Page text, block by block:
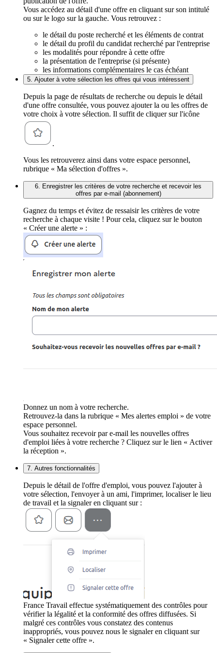
Vous accédez au détail d'une offre en cliquant sur son intitulé
ou sur le logo sur la gauche. Vous retrouvez :
le détail du poste recherché et les éléments de contrat
le détail du profil du candidat recherché par l'entreprise
les modalités pour répondre à cette offre
la présentation de l'entreprise (si présente)
les informations complémentaires le cas échéant
5. Ajouter à votre sélection les offres qui vous intéressent
Depuis la page de résultats de recherche ou depuis le détail
d'une offre consultée, vous pouvez ajouter la ou les offres de
votre choix à votre sélection. Il suffit de cliquer sur l'icône
.
Vous les retrouverez ainsi dans votre espace personnel,
rubrique « Ma sélection d'offres ».
6. Enregistrer les critères de votre recherche et recevoir les
offres par e-mail (abonnement)
Gagnez du temps et évitez de ressaisir les critères de votre
recherche à chaque visite ! Pour cela, cliquez sur le bouton
« Créer une alerte » :
Donnez un nom à votre recherche.
Retrouvez-la dans la rubrique « Mes alertes emploi » de votre
espace personnel.
Vous souhaitez recevoir par e-mail les nouvelles offres
d'emploi liées à votre recherche ? Cliquez sur le lien « Activer
la réception ».
7. Autres fonctionnalités
Depuis le détail de l'offre d'emploi, vous pouvez l'ajouter à
votre sélection, l'envoyer à un ami, l'imprimer, localiser le lieu
de travail et la signaler en cliquant sur :
France Travail effectue systématiquement des contrôles pour
vérifier la légalité et la conformité des offres diffusées. Si
malgré ces contrôles vous constatez des contenus
inappropriés, vous pouvez nous le signaler en cliquant sur
« Signaler cette offre ».